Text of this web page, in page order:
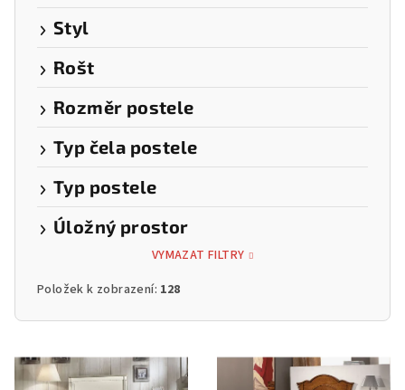
Styl
Rošt
Rozměr postele
Typ čela postele
Typ postele
Úložný prostor
VYMAZAT FILTRY
Položek k zobrazení: 128
ý